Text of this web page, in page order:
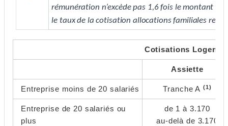
rémunération n’excède pas 1,6 fois le montant du
le taux de la cotisation allocations familiales reste
Cotisations
Assiette
Entreprise moins de 20 salariés Tranche A (1)
Entreprise de 20 salariés ou
plus
de 1 à 3.170
au-delà de 3.170